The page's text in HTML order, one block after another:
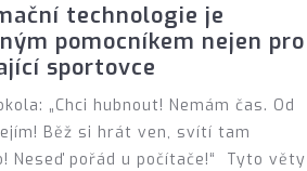
technologie je
pomocníkem nejen pro
sportovce
„Chci hubnout! Nemám čas. Od
Běž si hrát ven, svítí tam
Neseď pořád u počítače!“ Tyto věty